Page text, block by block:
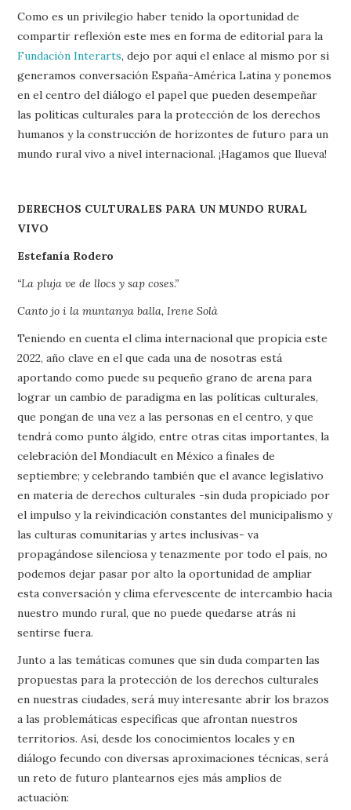
Como es un privilegio haber tenido la oportunidad de
compartir reflexión este mes en forma de editorial para la
Fundación Interarts, dejo por aquí el enlace al mismo por si
generamos conversación España-América Latina y ponemos
en el centro del diálogo el papel que pueden desempeñar
las políticas culturales para la protección de los derechos
humanos y la construcción de horizontes de futuro para un
mundo rural vivo a nivel internacional. ¡Hagamos que llueva!
DERECHOS CULTURALES PARA UN MUNDO RURAL
VIVO
Estefanía Rodero
“La pluja ve de llocs y sap coses.”
Canto jo i la muntanya balla, Irene Solà
Teniendo en cuenta el clima internacional que propicia este
2022, año clave en el que cada una de nosotras está
aportando como puede su pequeño grano de arena para
lograr un cambio de paradigma en las políticas culturales,
que pongan de una vez a las personas en el centro, y que
tendrá como punto álgido, entre otras citas importantes, la
celebración del Mondiacult en México a finales de
septiembre; y celebrando también que el avance legislativo
en materia de derechos culturales -sin duda propiciado por
el impulso y la reivindicación constantes del municipalismo y
las culturas comunitarias y artes inclusivas- va
propagándose silenciosa y tenazmente por todo el país, no
podemos dejar pasar por alto la oportunidad de ampliar
esta conversación y clima efervescente de intercambio hacia
nuestro mundo rural, que no puede quedarse atrás ni
sentirse fuera.
Junto a las temáticas comunes que sin duda comparten las
propuestas para la protección de los derechos culturales
en nuestras ciudades, será muy interesante abrir los brazos
a las problemáticas específicas que afrontan nuestros
territorios. Así, desde los conocimientos locales y en
diálogo fecundo con diversas aproximaciones técnicas, será
un reto de futuro plantearnos ejes más amplios de
actuación: